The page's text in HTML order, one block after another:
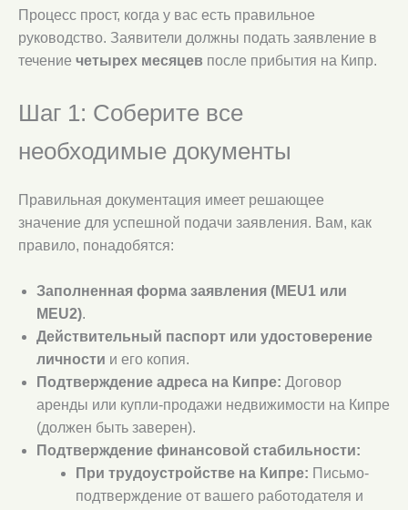
Процесс прост, когда у вас есть правильное
руководство. Заявители должны подать заявление в
течение четырех месяцев после прибытия на Кипр.
Шаг 1: Соберите все
необходимые документы
Правильная документация имеет решающее
значение для успешной подачи заявления. Вам, как
правило, понадобятся:
Заполненная форма заявления (MEU1 или
MEU2).
Действительный паспорт или удостоверение
личности и его копия.
Подтверждение адреса на Кипре: Договор
аренды или купли-продажи недвижимости на Кипре
(должен быть заверен).
Подтверждение финансовой стабильности:
При трудоустройстве на Кипре: Письмо-
подтверждение от вашего работодателя и